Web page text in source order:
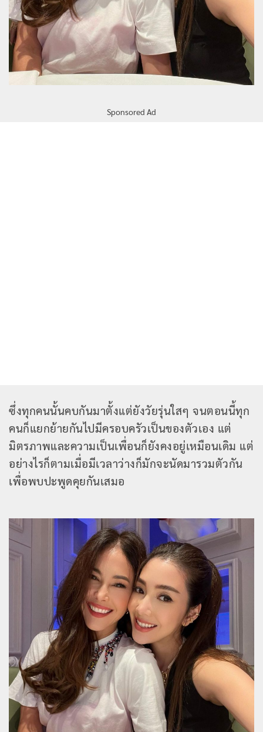
Sponsored Ad
ซึ่งทุกคนนั้นคบกันมาตั้งแต่ยังวัยรุ่นใสๆ จนตอนนี้ทุก
คนก็แยกย้ายกันไปมีครอบครัวเป็นของตัวเอง แต่
มิตรภาพและความเป็นเพื่อนก็ยังคงอยู่เหมือนเดิม แต่
อย่างไรก็ตามเมื่อมีเวลาว่างก็มักจะนัดมารวมตัวกัน
เพื่อพบปะพูดคุยกันเสมอ